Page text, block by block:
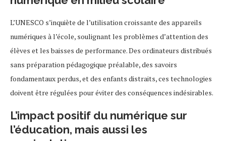
L’UNESCO s’inquiète de l’utilisation croissante des appareils
numériques à l’école, soulignant les problèmes d’attention des
élèves et les baisses de performance. Des ordinateurs distribués
sans préparation pédagogique préalable, des savoirs
fondamentaux perdus, et des enfants distraits, ces technologies
doivent être régulées pour éviter des conséquences indésirables.
L’impact positif du numérique sur
l’éducation, mais aussi les